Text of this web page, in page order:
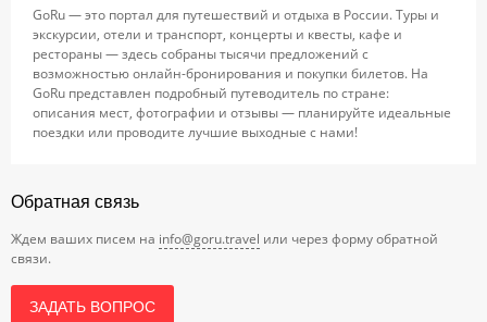
GoRu — это портал для путешествий и отдыха в России. Туры и
экскурсии, отели и транспорт, концерты и квесты, кафе и
рестораны — здесь собраны тысячи предложений с
возможностью онлайн-бронирования и покупки билетов. На
GoRu представлен подробный путеводитель по стране:
описания мест, фотографии и отзывы — планируйте идеальные
поездки или проводите лучшие выходные с нами!
Обратная связь
Ждем ваших писем на info@goru.travel или через форму обратной
связи.
ЗАДАТЬ ВОПРОС